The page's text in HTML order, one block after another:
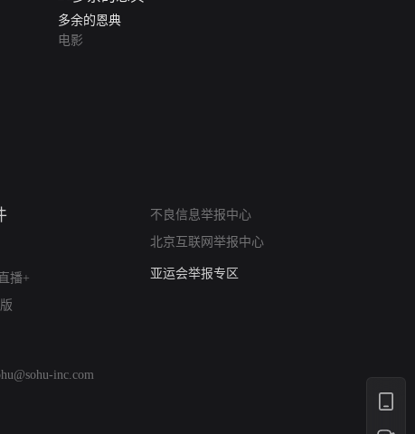
多余的恩典
电影
直播+
不良信息举报中心
北京互联网举报中心
算法推荐专项举报
亚运会举报专区
inc.com